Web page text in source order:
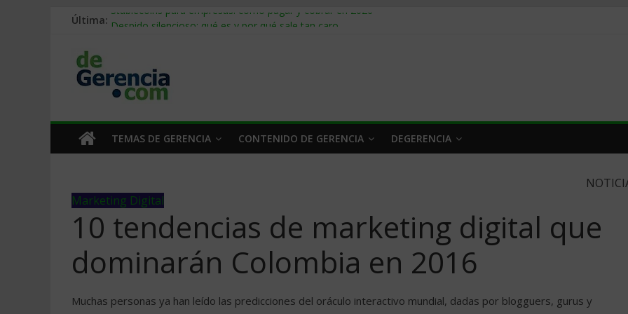
Última: Stablecoins para empresas: cómo pagar y cobrar en 2026
Trabajo forzoso en la cadena de suministro: qué hacer
Mercado hispano de EE. UU.: cómo segmentarlo y venderle
TEMAS DE GERENCIA CONTENIDO DE GERENCIA DEGERENCIA
Marketing Digital
10 tendencias de marketing digital que
dominarán Colombia en 2016
Muchas personas ya han leído las predicciones del oráculo interactivo mundial, dadas por blogguers, gurus y